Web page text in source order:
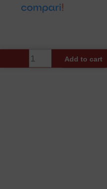
Cleste
Sertizare
Add to cart